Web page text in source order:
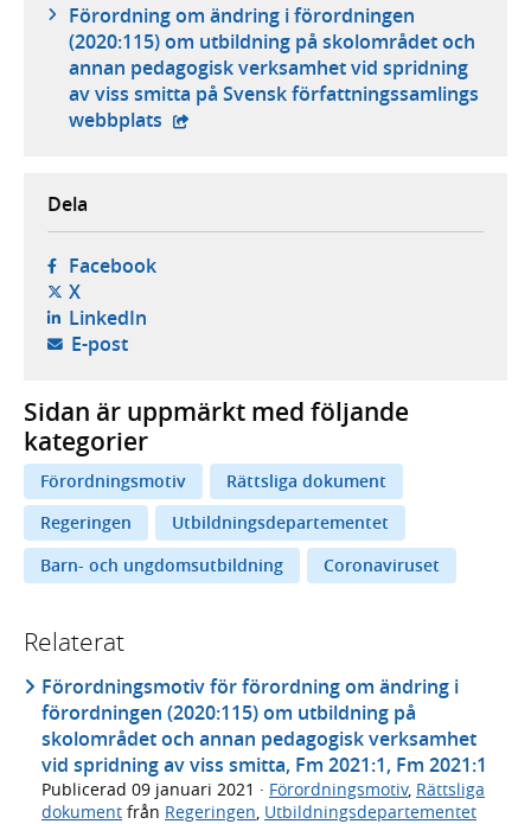
Förordning om ändring i förordningen
(2020:115) om utbildning på skolområdet och
annan pedagogisk verksamhet vid spridning
av viss smitta på Svensk författningssamlings
webbplats - extern webbplats,
Dela
Facebook- öppnas i ny flik, extern webbplats,
X- öppnas i ny flik, extern webbplats,
LinkedIn- öppnas i ny flik, extern webbplats,
E-post- öppnar din e-postklient,
Sidan är uppmärkt med följande
kategorier
Förordningsmotiv
Rättsliga dokument
Regeringen
Utbildningsdepartementet
Barn- och ungdomsutbildning
Coronaviruset
Relaterat
Förordningsmotiv för förordning om ändring i
förordningen (2020:115) om utbildning på
skolområdet och annan pedagogisk verksamhet
vid spridning av viss smitta, Fm 2021:1, Fm 2021:1
Publicerad 09 januari 2021 · Förordningsmotiv, Rättsliga
dokument från Regeringen, Utbildningsdepartementet